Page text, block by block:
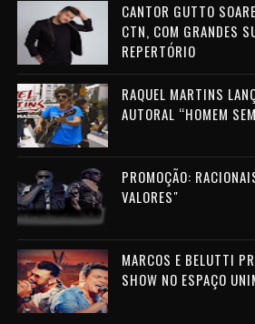
CANTOR GUTTO
CTN, COM GRANDES
REPERTÓRIO
RAQUEL MARTINS
AUTORAL “HOMEM
PROMOÇÃO:
VALORES"
MARCOS E BELUTTI
SHOW NO ESPAÇO